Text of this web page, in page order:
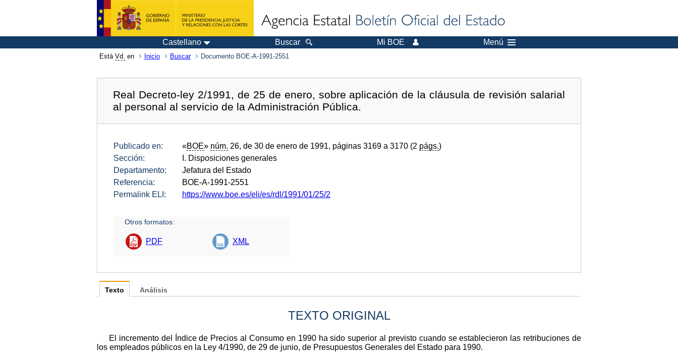
Castellano Buscar Mi BOE Menú
Está Vd. en Inicio Buscar Documento BOE-A-1991-2551
Real Decreto-ley 2/1991, de 25 de enero, sobre aplicación de la cláusula de revisión salarial
al personal al servicio de la Administración Pública.
Publicado en: «BOE» núm. 26, de 30 de enero de 1991, páginas 3169 a 3170 (2 págs.)
Sección:
I. Disposiciones generales
Departamento:
Jefatura del Estado
Referencia:
BOE-A-1991-2551
Permalink ELI:
https://www.boe.es/eli/es/rdl/1991/01/25/2
Otros formatos:
PDF XML
Texto
TEXTO ORIGINAL
El incremento del Índice de Precios al Consumo en 1990 ha sido superior al previsto cuando se establecieron las retribuciones de
los empleados públicos en la Ley 4/1990, de 29 de junio, de Presupuestos Generales del Estado para 1990.
Análisis